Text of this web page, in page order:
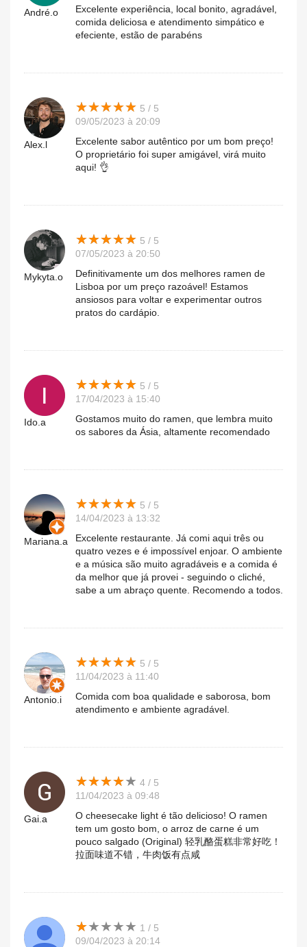
André.o
Excelente experiência, local bonito, agradável,
comida deliciosa e atendimento simpático e
efeciente, estão de parabéns
Alex.l
★★★★★
★★★★★ 5 / 5
09/05/2023 à 20:09
Excelente sabor autêntico por um bom preço!
O proprietário foi super amigável, virá muito
aqui! 👌
Mykyta.o
★★★★★
★★★★★ 5 / 5
07/05/2023 à 20:50
Definitivamente um dos melhores ramen de
Lisboa por um preço razoável! Estamos
ansiosos para voltar e experimentar outros
pratos do cardápio.
Ido.a
★★★★★
★★★★★ 5 / 5
17/04/2023 à 15:40
Gostamos muito do ramen, que lembra muito
os sabores da Ásia, altamente recomendado
Mariana.a
★★★★★
★★★★★ 5 / 5
14/04/2023 à 13:32
Excelente restaurante. Já comi aqui três ou
quatro vezes e é impossível enjoar. O ambiente
e a música são muito agradáveis e a comida é
da melhor que já provei - seguindo o cliché,
sabe a um abraço quente. Recomendo a todos.
Antonio.i
★★★★★
★★★★★ 5 / 5
11/04/2023 à 11:40
Comida com boa qualidade e saborosa, bom
atendimento e ambiente agradável.
Gai.a
★★★★★
★★★★★ 4 / 5
11/04/2023 à 09:48
O cheesecake light é tão delicioso! O ramen
tem um gosto bom, o arroz de carne é um
pouco salgado (Original) 轻乳酪蛋糕非常好吃！
拉面味道不错，牛肉饭有点咸
★★★★★
★★★★★ 1 / 5
09/04/2023 à 20:14